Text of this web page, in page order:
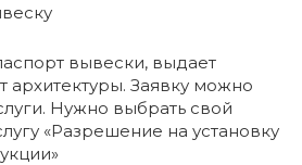
вывески, выдает
архитектуры. Заявку можно
Нужно выбрать свой
«Разрешение на установку